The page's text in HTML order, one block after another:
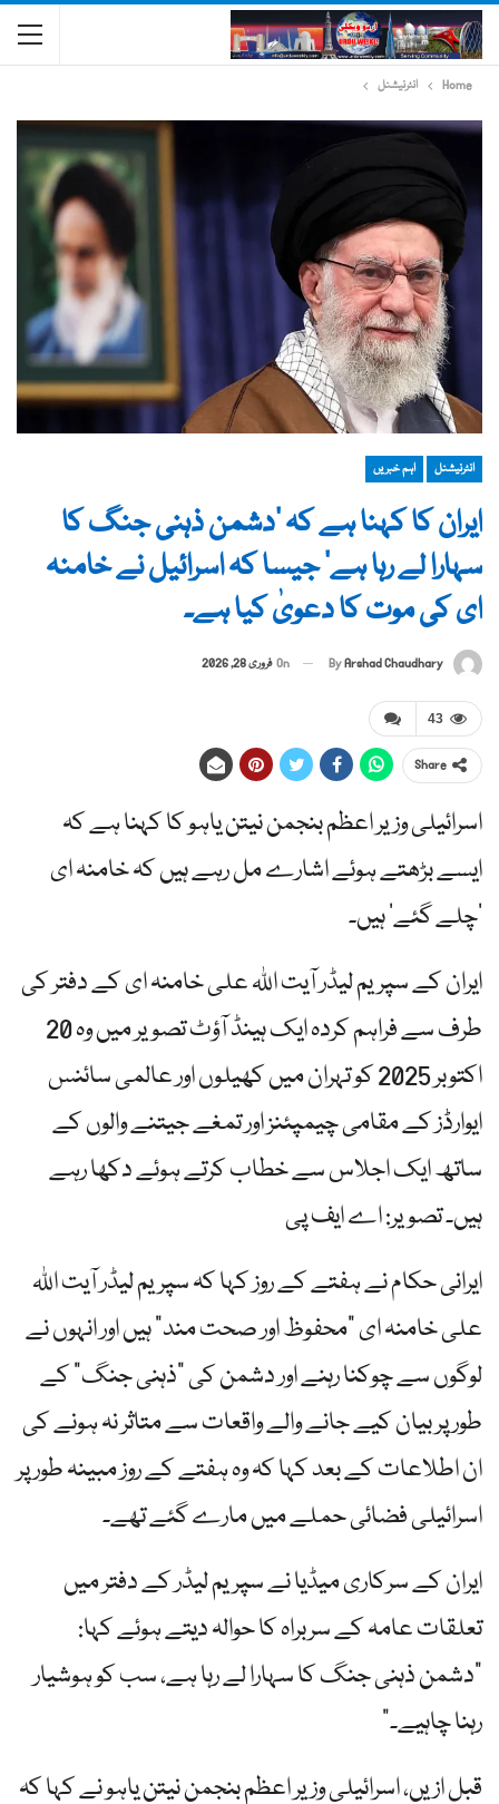
Home انٹرنیشنل
انٹرنیشنل اہم خبریں
ایران کا کہنا ہے کہ ‘دشمن ذہنی جنگ کا
سہارا لے رہا ہے’ جیسا کہ اسرائیل نے خامنہ
ای کی موت کا دعویٰ کیا ہے۔
ByArshad Chaudhary
On فروری 28, 2026
43
Share
اسرائیلی وزیر اعظم بنجمن نیتن یاہو کا کہنا ہے کہ
ایسے بڑھتے ہوئے اشارے مل رہے ہیں کہ خامنہ ای
‘چلے گئے’ ہیں۔
ایران کے سپریم لیڈر آیت اللہ علی خامنہ ای کے دفتر کی
طرف سے فراہم کردہ ایک ہینڈ آؤٹ تصویر میں وہ 20
اکتوبر 2025 کو تہران میں کھیلوں اور عالمی سائنس
ایوارڈز کے مقامی چیمپئنز اور تمغے جیتنے والوں کے
ساتھ ایک اجلاس سے خطاب کرتے ہوئے دکھا رہے
ہیں۔ تصویر: اے ایف پی
ایرانی حکام نے ہفتے کے روز کہا کہ سپریم لیڈر آیت اللہ
علی خامنہ ای "محفوظ اور صحت مند” ہیں اور انہوں نے
لوگوں سے چوکنا رہنے اور دشمن کی "ذہنی جنگ” کے
طور پر بیان کیے جانے والے واقعات سے متاثر نہ ہونے کی
ان اطلاعات کے بعد کہا کہ وہ ہفتے کے روز مبینہ طور پر
اسرائیلی فضائی حملے میں مارے گئے تھے۔
ایران کے سرکاری میڈیا نے سپریم لیڈر کے دفتر میں
تعلقات عامہ کے سربراہ کا حوالہ دیتے ہوئے کہا:
"دشمن ذہنی جنگ کا سہارا لے رہا ہے، سب کو ہوشیار
رہنا چاہیے۔”
قبل ازیں، اسرائیلی وزیر اعظم بنجمن نیتن یاہو نے کہا کہ